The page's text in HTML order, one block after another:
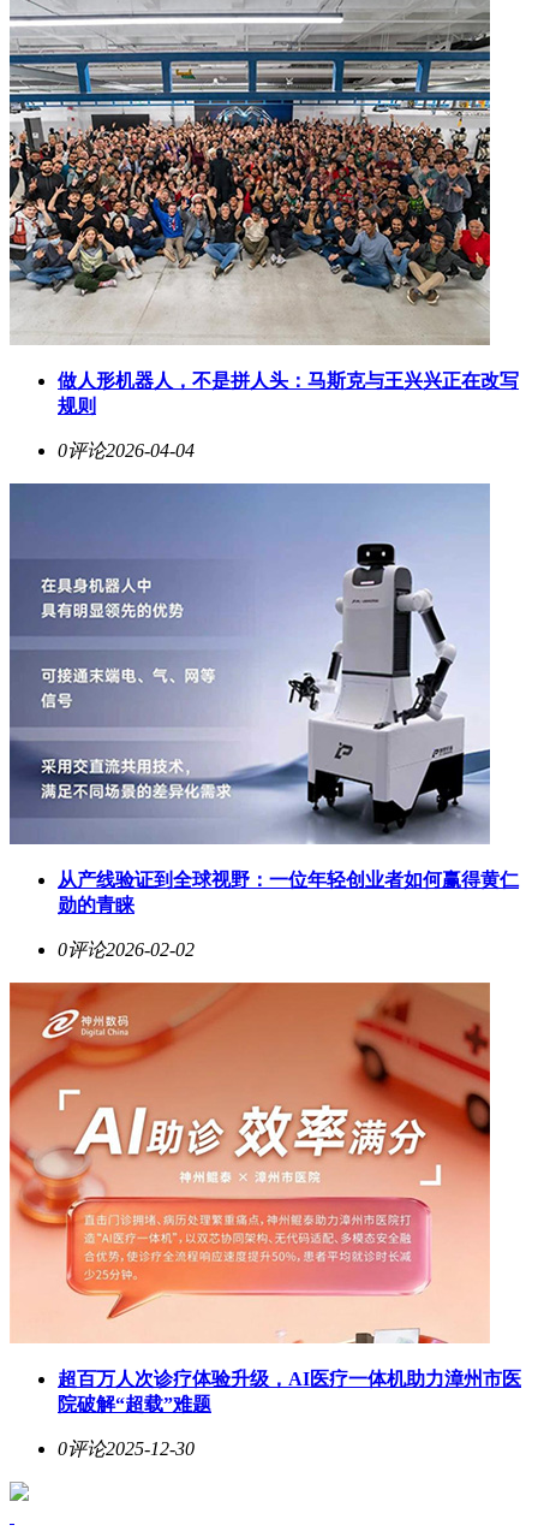
做人形机器人，不是拼人头：马斯克与王兴兴正在改写
规则
0评论2026-04-04
从产线验证到全球视野：一位年轻创业者如何赢得黄仁
勋的青睐
0评论2026-02-02
超百万人次诊疗体验升级，AI医疗一体机助力漳州市医
院破解“超载”难题
0评论2025-12-30